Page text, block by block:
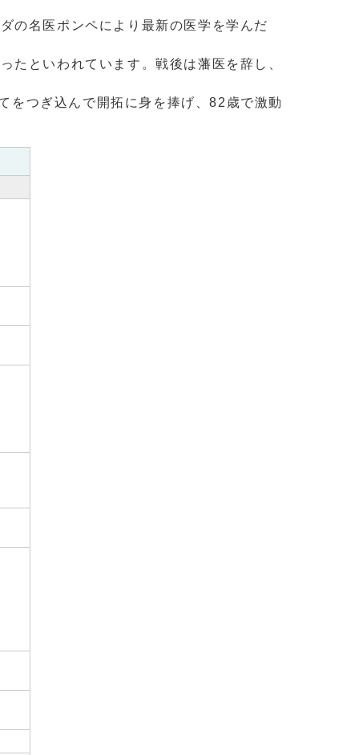
の名医ポンペにより最新の医学を学んだ
といわれています。戦後は藩医を辞し、
つぎ込んで開拓に身を捧げ、82歳で激動